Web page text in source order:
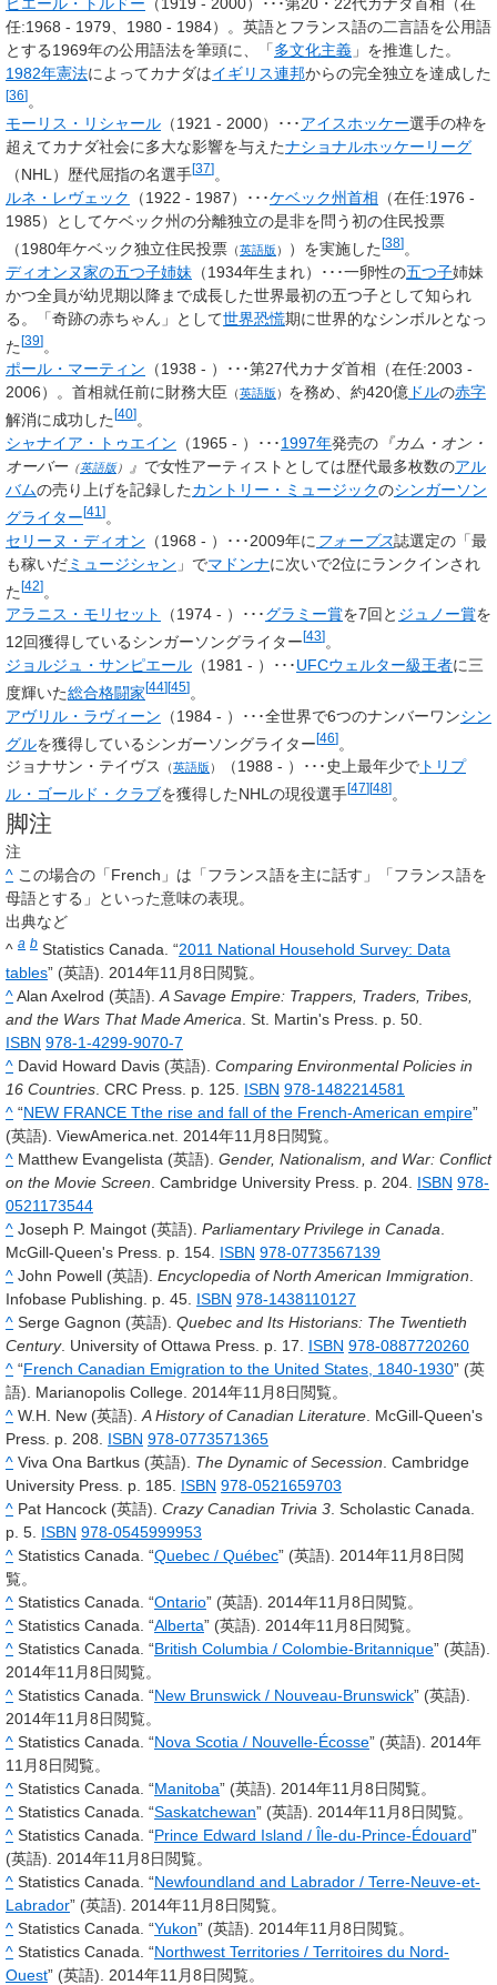
任:1968 - 1979、1980 - 1984）。英語とフランス語の二言語を公用語
とする1969年の公用語法を筆頭に、「多文化主義 」を推進した。
1982年憲法によってカナダはイギリス連邦からの完全独立を達成した
[36]。
モーリス・リシャール （1921 - 2000）･･･アイスホッケー選手の枠を
超えてカナダ社会に多大な影響を与えたナショナルホッケーリーグ
（NHL）歴代屈指の名選手[37] 。
ルネ・レヴェック
（1922 - 1987）･･･ケベック州首相 （在任:1976 -
1985）としてケベック州の分離独立の是非を問う初の住民投票
（1980年ケベック独立住民投票 （英語版 ） ）を実施した [38] 。
ディオンヌ家の五つ子姉妹 （1934年生まれ）･･･一卵性の五つ子姉妹
かつ全員が幼児期以降まで成長した世界最初の五つ子として知られ
る。「奇跡の赤ちゃん」として世界恐慌期に世界的なシンボルとなっ
た[39]。
ポール・マーティン （1938 - ）･･･第27代カナダ首相（在任:2003 -
2006）。首相就任前に財務大臣 （英語版 ） を務め、約420億 ドルの赤字
解消に成功した [40] 。
シャナイア・トゥエイン （1965 - ）･･･1997年発売の 『カム・オン・
オーバー（英語版） 』 で女性アーティストとしては歴代最多枚数のアル
バムの売り上げを記録したカントリー・ミュージックのシンガーソン
グライター[41 ] 。
セリーヌ・ディオン （1968 - ）･･･2009年に フォーブス誌選定の「最
も稼いだミュージシャン 」でマドンナに次いで2位にランクインされ
た[42]。
アラニス・モリセット
（1974 - ）･･･グラミー賞を7回と ジュノー賞を
12回獲得しているシンガーソングライター[43] 。
ジョルジュ・サンピエール （1981 - ）･･･UFCウェルター級王者に三
度輝いた総合格闘家[44][45] 。
アヴリル・ラヴィーン （1984 - ）･･･全世界で6つのナンバーワンシン
グルを獲得しているシンガーソングライター[46]。
ジョナサン・テイヴス
（英語版 ） （1988 - ）･･･史上最年少で トリプ
ル・ゴールド・クラブを獲得したNHLの現役選手[47][48] 。
脚注
注
^ この場合の「French」は「フランス語を主に話す」「フランス語を
母語とする」といった意味の表現。
出典など
^ a b Statistics Canada. “2011 National Household Survey: Data
tables” (英語). 2014年11月8日閲覧。
^Alan Axelrod (英語). A Savage Empire: Trappers, Traders, Tribes,
and the Wars That Made America . St. Martin's Press. p. 50.
ISBN 978-1-4299-9070-7
^ David Howard Davis (英語). Comparing Environmental Policies in
16 Countries . CRC Press. p. 125. ISBN 978-1482214581
^ “NEW FRANCE Tthe rise and fall of the French-American empire”
(英語). ViewAmerica.net. 2014年11月8日閲覧。
^ Matthew Evangelista (英語). Gender, Nationalism, and War: Conflict
on the Movie Screen . Cambridge University Press. p. 204. ISBN 978-
0521173544
^ Joseph P. Maingot (英語). Parliamentary Privilege in Canada
McGill-Queen's Press. p. 154. ISBN 978-0773567139
^ John Powell (英語). Encyclopedia of North American Immigration
Infobase Publishing. p. 45. ISBN 978-1438110127
^ Serge Gagnon (英語). Quebec and Its Historians: The Twentieth
Century. University of Ottawa Press. p. 17. ISBN 978-0887720260
^ “French Canadian Emigration to the United States, 1840-1930” (英
語). Marianopolis College. 2014年11月8日閲覧。
^ W.H. New (英語). A History of Canadian Literature . McGill-Queen's
Press. p. 208. ISBN 978-0773571365
^ Viva Ona Bartkus (英語). The Dynamic of Secession . Cambridge
University Press. p. 185. ISBN 978-0521659703
^ Pat Hancock (英語). Crazy Canadian Trivia 3 . Scholastic Canada.
p. 5. ISBN 978-0545999953
^ Statistics Canada. “Quebec / Québec” (英語). 2014年11月8日閲
覧。
^ Statistics Canada. “Ontario” (英語). 2014年11月8日閲覧。
^ Statistics Canada. “Alberta” (英語). 2014年11月8日閲覧。
^ Statistics Canada. “British Columbia / Colombie-Britannique” (英語).
2014年11月8日閲覧。
^ Statistics Canada. “New Brunswick / Nouveau-Brunswick” (英語).
2014年11月8日閲覧。
^ Statistics Canada. “Nova Scotia / Nouvelle-Écosse” (英語). 2014年
11月8日閲覧。
^ Statistics Canada. “Manitoba” (英語). 2014年11月8日閲覧。
^ Statistics Canada. “Saskatchewan” (英語). 2014年11月8日閲覧。
^ Statistics Canada. “Prince Edward Island / Île-du-Prince-Édouard”
(英語). 2014年11月8日閲覧。
^ Statistics Canada. “Newfoundland and Labrador / Terre-Neuve-et-
Labrador” (英語). 2014年11月8日閲覧。
^ Statistics Canada. “Yukon” (英語). 2014年11月8日閲覧。
^ Statistics Canada. “Northwest Territories / Territoires du Nord-
Ouest” (英語). 2014年11月8日閲覧。